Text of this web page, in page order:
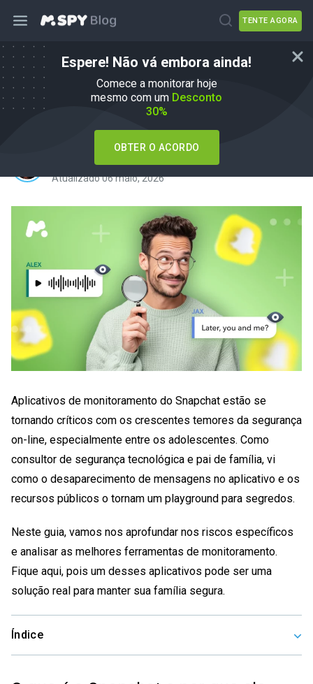
TENTE AGORA
Espere! Não vá embora ainda!
Comece a monitorar hoje
mesmo com um Desconto
30%
OBTER O ACORDO
Melhores aplicativos de
monitoramento do Snapchat: Proteja
seus filhos em 2026
Atualizado 06 maio, 2026
Aplicativos de monitoramento do Snapchat estão se
tornando críticos com os crescentes temores da segurança
on-line, especialmente entre os adolescentes. Como
consultor de segurança tecnológica e pai de família, vi
como o desaparecimento de mensagens no aplicativo e os
recursos públicos o tornam um playground para segredos.
Neste guia, vamos nos aprofundar nos riscos específicos
e analisar as melhores ferramentas de monitoramento.
Fique aqui, pois um desses aplicativos pode ser uma
solução real para manter sua família segura.
Índice